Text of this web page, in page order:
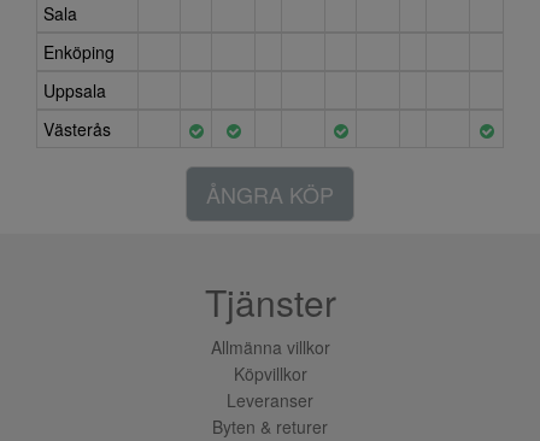
Sala
Enköping
Uppsala
Västerås
ÅNGRA KÖP
Tjänster
Allmänna villkor
Köpvillkor
Leveranser
Byten & returer